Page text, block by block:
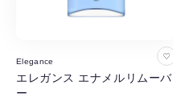
お
気
Elegance
エレガンス エナメルリムーバ
ー